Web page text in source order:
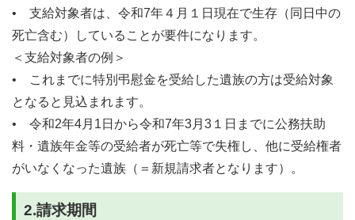
• 支給対象者は、令和7年４月１日現在で生存（同日中の
死亡含む）していることが要件になります。
＜支給対象者の例＞
• これまでに特別弔慰金を受給した遺族の方は受給対象
となると見込まれます。
• 令和2年4月1日から令和7年3月3１日までに公務扶助
料・遺族年金等の受給者が死亡等で失権し、他に受給権者
がいなくなった遺族（＝新規請求者となります）。
2.請求期間